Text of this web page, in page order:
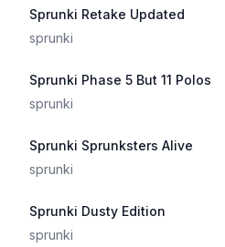
Sprunki Retake Updated
sprunki
Sprunki Phase 5 But 11 Polos
sprunki
Sprunki Sprunksters Alive
sprunki
Sprunki Dusty Edition
sprunki